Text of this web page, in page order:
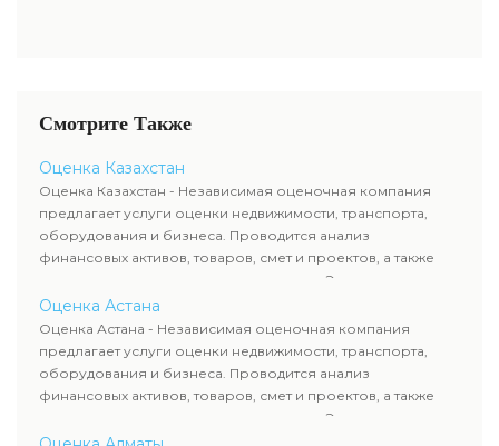
Смотрите Также
Оценка Казахстан
Оценка Казахстан - Независимая оценочная компания
предлагает услуги оценки недвижимости, транспорта,
оборудования и бизнеса. Проводится анализ
финансовых активов, товаров, смет и проектов, а также
оценка животных и недропользования. Эксперты
определяют рыночную стоимость имущества и
рассчитывают ущерб. Все отчеты соответствуют
требованиям законодательства и используются для
сделок, кредитования и судебных процессов.
Оценка Астана
Оценка Астана - Независимая оценочная компания
предлагает услуги оценки недвижимости, транспорта,
оборудования и бизнеса. Проводится анализ
финансовых активов, товаров, смет и проектов, а также
оценка животных и недропользования. Эксперты
определяют рыночную стоимость имущества и